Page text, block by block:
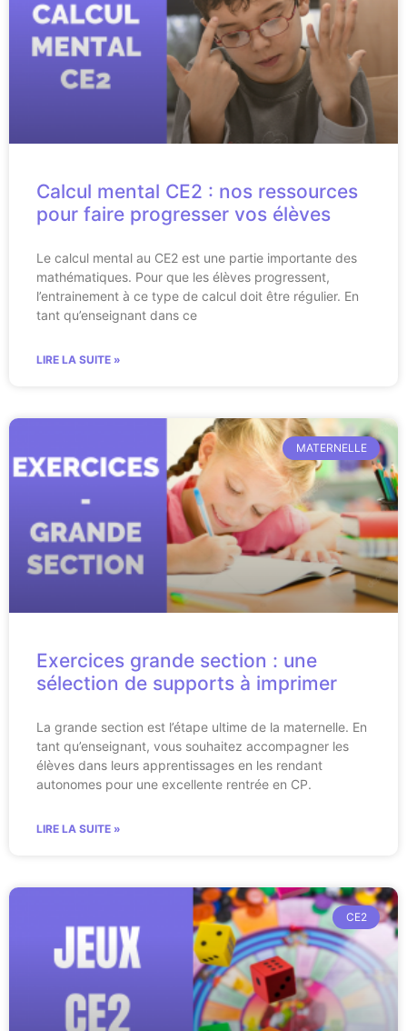
Calcul mental CE2 : nos ressources
pour faire progresser vos élèves
Le calcul mental au CE2 est une partie importante des
mathématiques. Pour que les élèves progressent,
l’entrainement à ce type de calcul doit être régulier. En
tant qu’enseignant dans ce
LIRE LA SUITE »
MATERNELLE
Exercices grande section : une
sélection de supports à imprimer
La grande section est l’étape ultime de la maternelle. En
tant qu’enseignant, vous souhaitez accompagner les
élèves dans leurs apprentissages en les rendant
autonomes pour une excellente rentrée en CP.
LIRE LA SUITE »
CE2